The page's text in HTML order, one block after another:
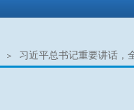
＞ 习近平总书记重要讲话，